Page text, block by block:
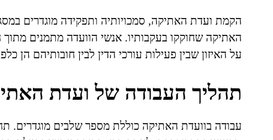
האתיקה שחוקקו בעקבותיו. אנשי הוועדה מתמנים
על האיזון שבין פעילות עורכי הדין לבין חובותיהם הן
תהליך העבודה של ועדת
עבודה בוועדת האתיקה כוללת מספר שלבים מוגדרים.